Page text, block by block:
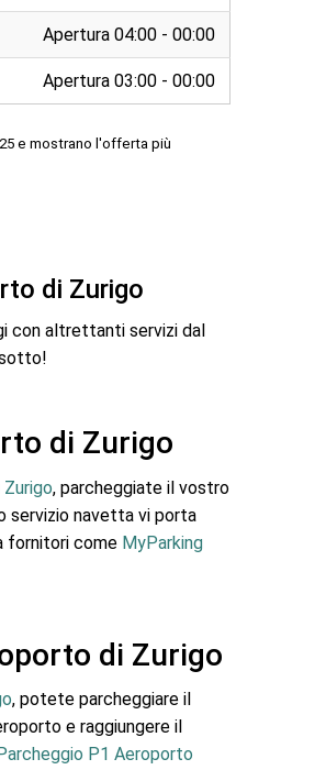
Apertura 04:00 - 00:00
Apertura 03:00 - 00:00
e mostrano l'offerta più
di Zurigo
con altrettanti servizi dal
di Zurigo
, parcheggiate il vostro
servizio navetta vi porta
fornitori come MyParking
di Zurigo
, potete parcheggiare il
e raggiungere il
P1 Aeroporto